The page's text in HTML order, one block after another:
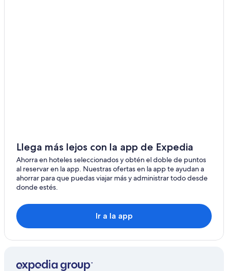
Llega más lejos con la app de Expedia
Ahorra en hoteles seleccionados y obtén el doble de puntos
al reservar en la app. Nuestras ofertas en la app te ayudan a
ahorrar para que puedas viajar más y administrar todo desde
donde estés.
Ir a la app